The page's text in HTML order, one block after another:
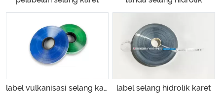
label vulkanisasi selang karet baru label selang hidrolik karet